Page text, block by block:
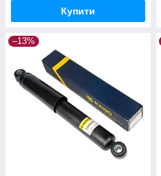
Купити
–13%